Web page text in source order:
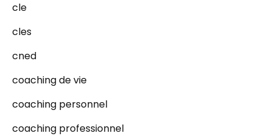
cle
cles
cned
coaching de vie
coaching personnel
coaching professionnel